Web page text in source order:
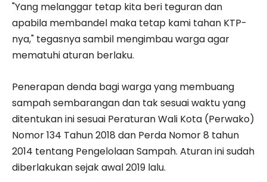
"Yang melanggar tetap kita beri teguran dan
apabila membandel maka tetap kami tahan KTP-
nya," tegasnya sambil mengimbau warga agar
mematuhi aturan berlaku.
Penerapan denda bagi warga yang membuang
sampah sembarangan dan tak sesuai waktu yang
ditentukan ini sesuai Peraturan Wali Kota (Perwako)
Nomor 134 Tahun 2018 dan Perda Nomor 8 tahun
2014 tentang Pengelolaan Sampah. Aturan ini sudah
diberlakukan sejak awal 2019 lalu.